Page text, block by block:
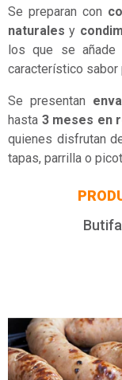
Se preparan con
naturales y
los que se añade
característico sabor
Se presentan
hasta 3 meses en
quienes disfrutan
tapas, parrilla o